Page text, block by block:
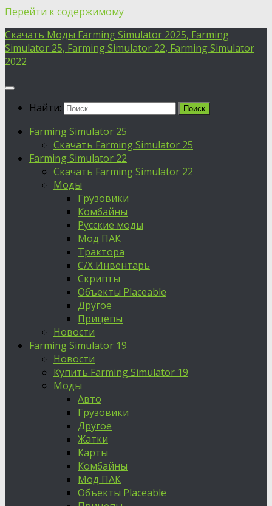
Перейти к содержимому
Скачать Моды Farming Simulator 2025, Farming
Simulator 25, Farming Simulator 22, Farming Simulator
2022
Найти:
Farming Simulator 25
Скачать Farming Simulator 25
Farming Simulator 22
Скачать Farming Simulator 22
Моды
Грузовики
Комбайны
Русские моды
Мод ПАК
Трактора
С/Х Инвентарь
Скрипты
Объекты Placeable
Другое
Прицепы
Новости
Farming Simulator 19
Новости
Купить Farming Simulator 19
Моды
Авто
Грузовики
Другое
Жатки
Карты
Комбайны
Мод ПАК
Объекты Placeable